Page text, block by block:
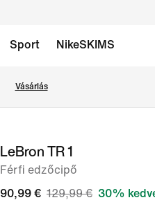
Sport NikeSKIMS
Vásárlás
LeBron TR 1
Férfi edzőcipő
90,99 € 129,99 € 30%